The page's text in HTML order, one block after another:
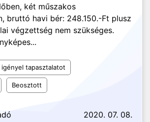
két műszakos
bruttó havi bér: 248.150.-Ft plusz
végzettség nem szükséges.
igényel tapasztalatot
Beosztott
2020. 07. 08.